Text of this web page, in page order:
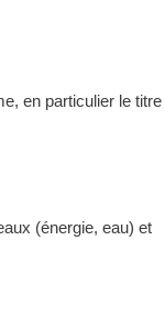
en particulier le
(énergie, eau) et